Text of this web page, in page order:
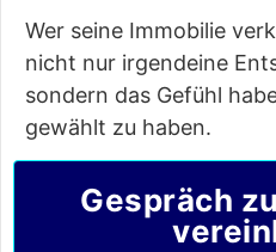
Wer seine Immobilie
nicht nur irgendeine
sondern das Gefühl
gewählt zu haben.
Gespräch